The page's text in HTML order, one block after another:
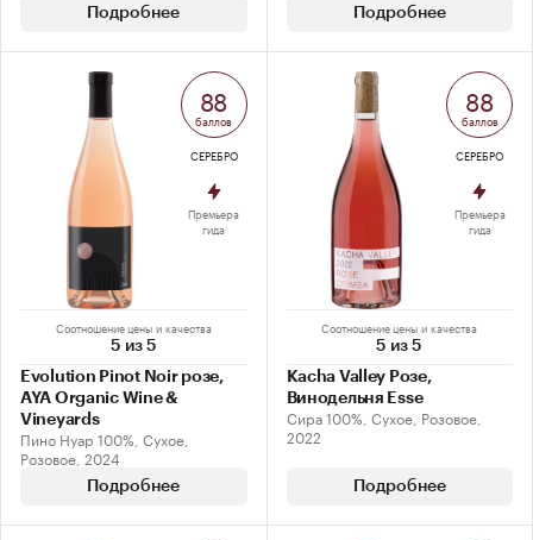
Подробнее Подробнее
Соотношение цены и качества
5 из 5
Evolution Pinot Noir розе,
AYA Organic Wine &
Vineyards
Пино Нуар 100%, Сухое,
Розовое, 2024
Подробнее
88
баллов
СЕРЕБРО
Премьера
гида
Соотношение цены и качества
5 из 5
Kacha Valley Розе,
Винодельня Esse
Сира 100%, Сухое, Розовое,
2022
Подробнее
88
баллов
СЕРЕБРО
Премьера
гида